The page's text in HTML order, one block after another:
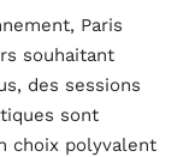
Paris
souhaitant
des sessions
sont
choix polyvalent